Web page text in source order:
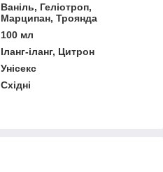
Ваніль, Геліотроп,
Марципан, Троянда
100 мл
Іланг-іланг, Цитрон
Унісекс
Східні